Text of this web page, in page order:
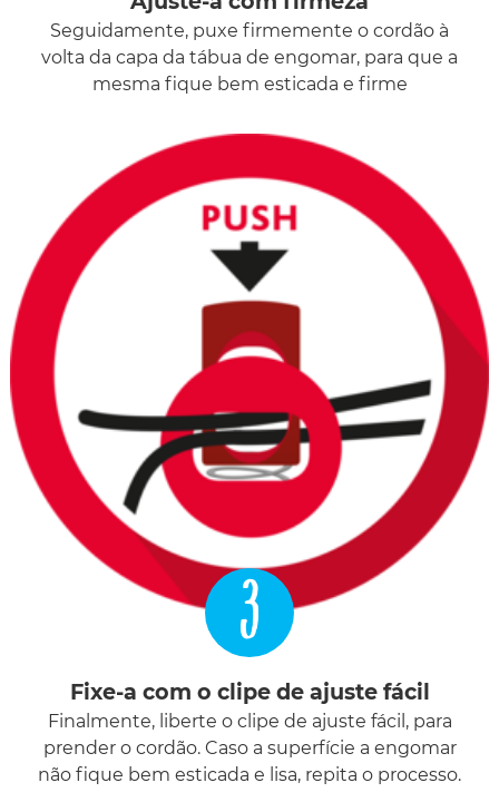
Seguidamente, puxe firmemente o cordão à
volta da capa da tábua de engomar, para que a
mesma fique bem esticada e firme
3
Fixe-a com o clipe de ajuste fácil
Finalmente, liberte o clipe de ajuste fácil, para
prender o cordão. Caso a superfície a engomar
não fique bem esticada e lisa, repita o processo.